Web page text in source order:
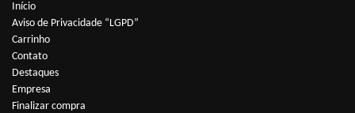
Início
Aviso de Privacidade “LGPD”
Carrinho
Contato
Destaques
Empresa
Finalizar compra